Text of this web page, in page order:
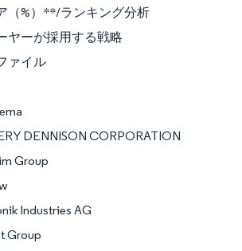
（%）**/ランキング分析
ヤーが採用する戦略
ァイル
DENNISON CORPORATION
Group
Industries AG
Group